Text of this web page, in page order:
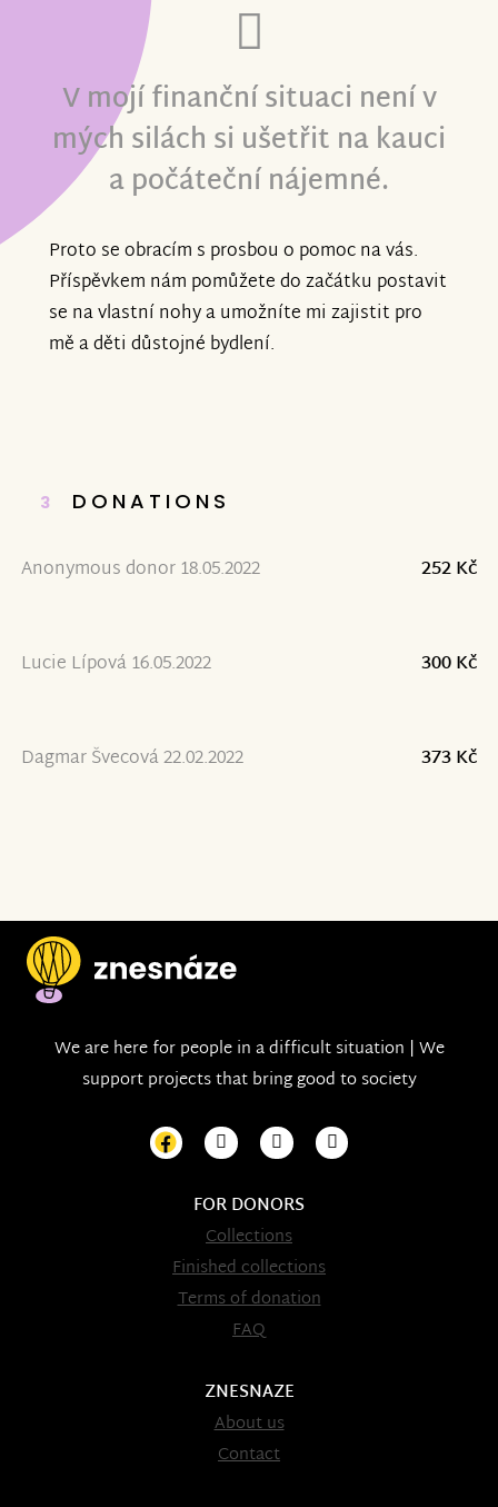
V mojí finanční situaci není v
mých silách si ušetřit na kauci
a počáteční nájemné.
Proto se obracím s prosbou o pomoc na vás.
Příspěvkem nám pomůžete do začátku postavit
se na vlastní nohy a umožníte mi zajistit pro
mě a děti důstojné bydlení.
3 DONATIONS
Anonymous donor 18.05.2022 252 Kč
Lucie Lípová 16.05.2022 300 Kč
Dagmar Švecová 22.02.2022 373 Kč
We are here for people in a difficult situation | We
support projects that bring good to society
FOR DONORS
Collections
Finished collections
Terms of donation
FAQ
ZNESNAZE
About us
Contact